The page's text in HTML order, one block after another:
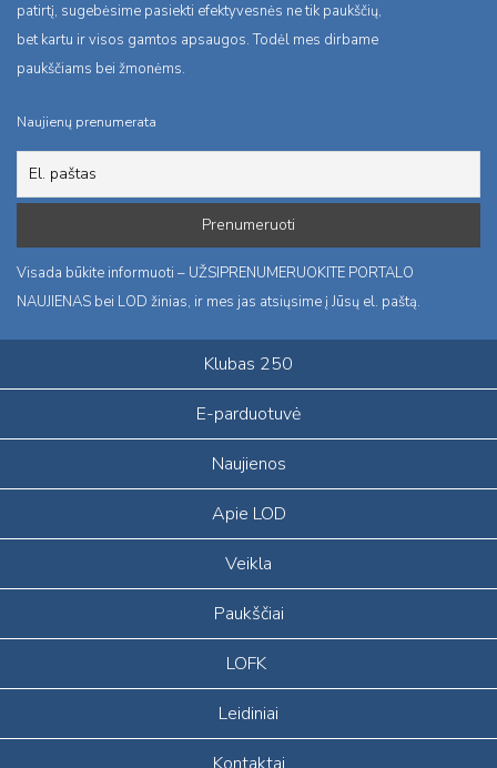
patirtį, sugebėsime pasiekti efektyvesnės ne tik paukščių,
bet kartu ir visos gamtos apsaugos. Todėl mes dirbame
paukščiams bei žmonėms.
Naujienų prenumerata
Visada būkite informuoti – UŽSIPRENUMERUOKITE PORTALO
NAUJIENAS bei LOD žinias, ir mes jas atsiųsime į Jūsų el. paštą.
Klubas 250
E-parduotuvė
Naujienos
Apie LOD
Veikla
Paukščiai
LOFK
Leidiniai